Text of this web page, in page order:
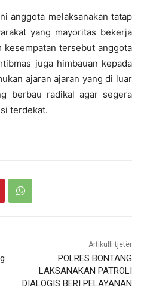
anggota melaksanakan tatap
yang mayoritas bekerja
kesempatan tersebut anggota
juga himbauan kepada
ajaran ajaran yang di luar
berbau radikal agar segera
terdekat.
Artikulli tjetër
POLRES BONTANG
LAKSANAKAN PATROLI
DIALOGIS BERI PELAYANAN